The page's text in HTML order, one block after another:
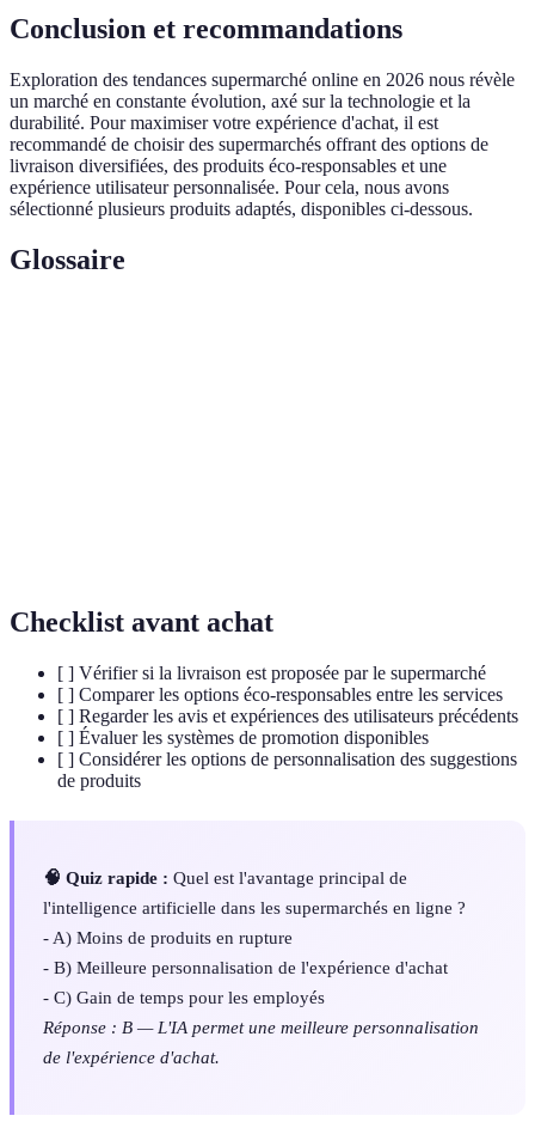
Conclusion et recommandations
Exploration des tendances supermarché online en 2026 nous révèle
un marché en constante évolution, axé sur la technologie et la
durabilité. Pour maximiser votre expérience d'achat, il est
recommandé de choisir des supermarchés offrant des options de
livraison diversifiées, des produits éco-responsables et une
expérience utilisateur personnalisée. Pour cela, nous avons
sélectionné plusieurs produits adaptés, disponibles ci-dessous.
Glossaire
Checklist avant achat
[ ] Vérifier si la livraison est proposée par le supermarché
[ ] Comparer les options éco-responsables entre les services
[ ] Regarder les avis et expériences des utilisateurs précédents
[ ] Évaluer les systèmes de promotion disponibles
[ ] Considérer les options de personnalisation des suggestions
de produits
🧠 Quiz rapide : Quel est l'avantage principal de
l'intelligence artificielle dans les supermarchés en ligne ?
- A) Moins de produits en rupture
- B) Meilleure personnalisation de l'expérience d'achat
- C) Gain de temps pour les employés
Réponse : B — L'IA permet une meilleure personnalisation
de l'expérience d'achat.